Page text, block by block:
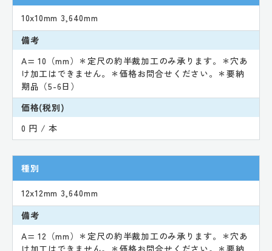
10x10mm 3,640mm
備考
A= 10（mm）＊定尺の約半裁加工のみ承ります。＊穴あ
け加工はできません。＊価格お問合せください。＊要納
期品（5-6日）
価格(税別)
0 円 / 本
種別
12x12mm 3,640mm
備考
A= 12（mm）＊定尺の約半裁加工のみ承ります。＊穴あ
け加工はできません。＊価格お問合せください。＊要納